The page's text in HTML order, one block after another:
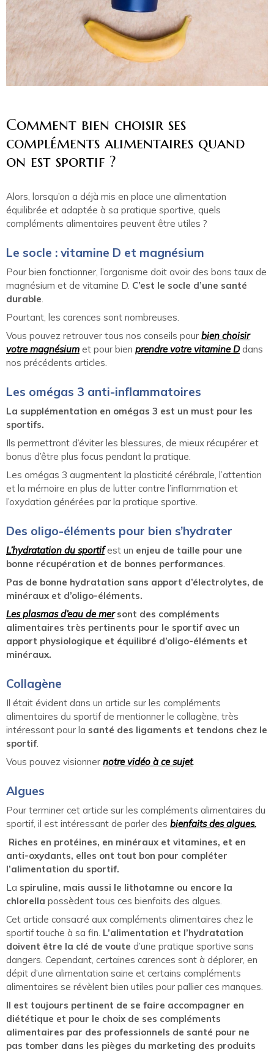
Comment bien choisir ses
compléments alimentaires quand
on est sportif ?
Alors, lorsqu’on a déjà mis en place une alimentation
équilibrée et adaptée à sa pratique sportive, quels
compléments alimentaires peuvent être utiles ?
Le socle : vitamine D et magnésium
Pour bien fonctionner, l’organisme doit avoir des bons taux de
magnésium et de vitamine D. C’est le socle d’une santé
durable
Pourtant, les carences sont nombreuses.
Vous pouvez retrouver tous nos conseils pour bien choisir
votre magnésium et pour bien prendre votre vitamine Ddans
nos précédents articles.
Les omégas 3 anti-inflammatoires
La supplémentation en omégas 3 est un must pour les
sportifs.
Ils permettront d’éviter les blessures, de mieux récupérer et
bonus d’être plus focus pendant la pratique.
Les omégas 3 augmentent la plasticité cérébrale, l’attention
et la mémoire en plus de lutter contre l’inflammation et
l’oxydation générées par la pratique sportive.
Des oligo-éléments pour bien s’hydrater
L’hydratation du sportifest un enjeu de taille pour une
bonne récupération et de bonnes performances
Pas de bonne hydratation sans apport d’électrolytes, de
minéraux et d’oligo-éléments.
Les plasmas d’eau de mer sont des compléments
alimentaires très pertinents pour le sportif avec un
apport physiologique et équilibré d’oligo-éléments et
minéraux.
Collagène
Il était évident dans un article sur les compléments
alimentaires du sportif de mentionner le collagène, très
intéressant pour la santé des ligaments et tendons chez le
sportif
Vous pouvez visionner notre vidéo à ce sujet.
Algues
Pour terminer cet article sur les compléments alimentaires du
sportif, il est intéressant de parler des bienfaits des algues.
Riches en protéines, en minéraux et vitamines, et en
anti-oxydants, elles ont tout bon pour compléter
l’alimentation du sportif.
La spiruline, mais aussi le lithotamne ou encore la
chlorella possèdent tous ces bienfaits des algues.
Cet article consacré aux compléments alimentaires chez le
sportif touche à sa fin. L’alimentation et l’hydratation
doivent être la clé de voute d’une pratique sportive sans
dangers. Cependant, certaines carences sont à déplorer, en
dépit d’une alimentation saine et certains compléments
alimentaires se révèlent bien utiles pour pallier ces manques.
Il est toujours pertinent de se faire accompagner en
diététique et pour le choix de ses compléments
alimentaires par des professionnels de santé pour ne
pas tomber dans les pièges du marketing des produits